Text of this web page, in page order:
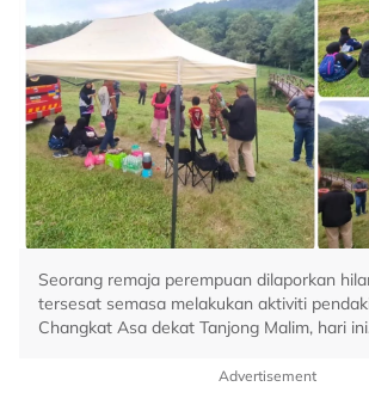
Seorang remaja perempuan dilaporkan
tersesat semasa melakukan aktiviti
Changkat Asa dekat Tanjong Malim, hari
Advertisement